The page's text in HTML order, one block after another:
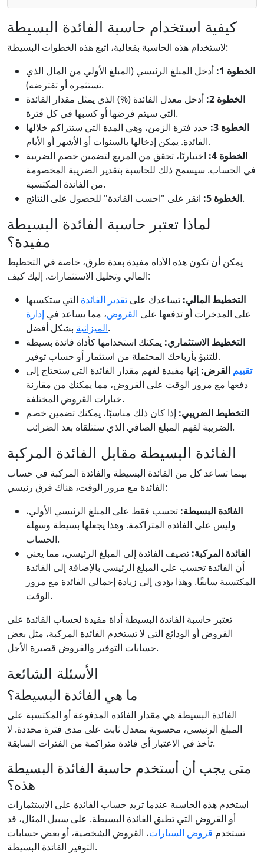
كيفية استخدام حاسبة الفائدة البسيطة
لاستخدام هذه الحاسبة بفعالية، اتبع هذه الخطوات البسيطة:
الخطوة 1:
أدخل المبلغ الرئيسي (المبلغ الأولي من المال الذي
تستثمره أو تقترضه).
الخطوة 2:
أدخل معدل الفائدة (%) الذي يمثل مقدار الفائدة
التي سيتم فرضها أو كسبها في كل فترة.
الخطوة 3:
حدد فترة الزمن، وهي المدة التي ستتراكم خلالها
الفائدة. يمكن إدخالها بالسنوات أو الأشهر أو الأيام.
الخطوة 4:
اختياريًا، تحقق من المربع لتضمين خصم الضريبة
في الحساب. سيسمح ذلك للحاسبة بتقدير الضريبة المخصومة
من الفائدة المكتسبة.
الخطوة 5:انقر على "احسب الفائدة" للحصول على النتائج.
لماذا تعتبر حاسبة الفائدة البسيطة
مفيدة؟
يمكن أن تكون هذه الأداة مفيدة بعدة طرق، خاصة في التخطيط
المالي وتحليل الاستثمارات. إليك كيف:
التخطيط المالي: تساعدك على تقدير الفائدة التي ستكسبها
على المدخرات أو تدفعها على القروض، مما يساعد في إدارة
الميزانيةبشكل أفضل.
التخطيط الاستثماري: يمكنك استخدامها كأداة فائدة بسيطة
للتنبؤ بأرباحك المحتملة من استثمار أو حساب توفير.
تقييم القرض: إنها مفيدة لفهم مقدار الفائدة التي ستحتاج إلى
دفعها مع مرور الوقت على القروض، مما يمكنك من مقارنة
خيارات القروض المختلفة.
التخطيط الضريبي: إذا كان ذلك مناسبًا، يمكنك تضمين خصم
الضريبة لفهم المبلغ الصافي الذي ستتلقاه بعد الضرائب.
الفائدة البسيطة مقابل الفائدة المركبة
بينما تساعد كل من الفائدة البسيطة والفائدة المركبة في حساب
الفائدة مع مرور الوقت، هناك فرق رئيسي:
الفائدة البسيطة: تحسب فقط على المبلغ الرئيسي الأولي،
وليس على الفائدة المتراكمة. وهذا يجعلها بسيطة وسهلة
الحساب.
الفائدة المركبة: تضيف الفائدة إلى المبلغ الرئيسي، مما يعني
أن الفائدة تحسب على المبلغ الرئيسي بالإضافة إلى الفائدة
المكتسبة سابقًا. وهذا يؤدي إلى زيادة إجمالي الفائدة مع مرور
الوقت.
تعتبر حاسبة الفائدة البسيطة أداة مفيدة لحساب الفائدة على
القروض أو الودائع التي لا تستخدم الفائدة المركبة، مثل بعض
حسابات التوفير والقروض قصيرة الأجل.
الأسئلة الشائعة
ما هي الفائدة البسيطة؟
الفائدة البسيطة هي مقدار الفائدة المدفوعة أو المكتسبة على
المبلغ الرئيسي، محسوبة بمعدل ثابت على مدى فترة محددة. لا
تأخذ في الاعتبار أي فائدة متراكمة من الفترات السابقة.
متى يجب أن أستخدم حاسبة الفائدة البسيطة
هذه؟
استخدم هذه الحاسبة عندما تريد حساب الفائدة على الاستثمارات
أو القروض التي تطبق الفائدة البسيطة. على سبيل المثال، قد
تستخدم قروض السيارات، القروض الشخصية، أو بعض حسابات
التوفير الفائدة البسيطة.